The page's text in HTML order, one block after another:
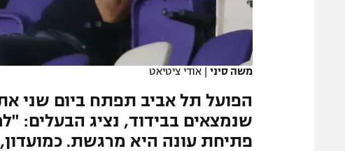
הצטרפות לחבילת הערוצים
לוח דרושים – ג'ובנט
תגיות
המגזיןמשה סיני | אודי ציטיאט
הפועל תל אביב תפתח ביום שני
שנמצאים בבידוד, נציג הבעלים:
פתיחת עונה היא מרגשת. כמועדון,